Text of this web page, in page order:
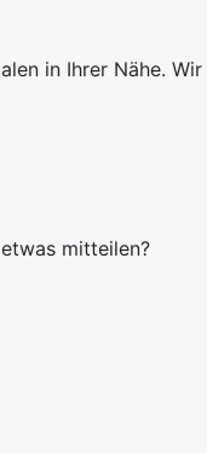
in Ihrer Nähe. Wir
mitteilen?